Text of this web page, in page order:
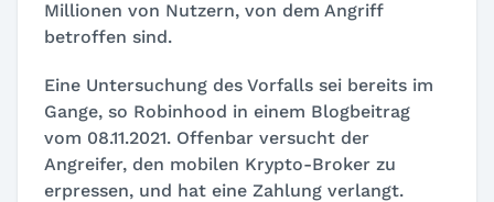
Millionen von Nutzern, von dem Angriff
betroffen sind.
Eine Untersuchung des Vorfalls sei bereits im
Gange, so Robinhood in einem Blogbeitrag
vom 08.11.2021. Offenbar versucht der
Angreifer, den mobilen Krypto-Broker zu
erpressen, und hat eine Zahlung verlangt.